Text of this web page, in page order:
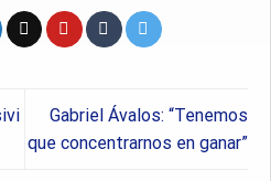
Gabriel Ávalos: “Tenemos
que concentrarnos en ganar”